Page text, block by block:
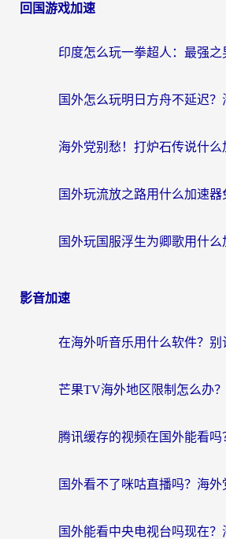
回国游戏加速
影音加速